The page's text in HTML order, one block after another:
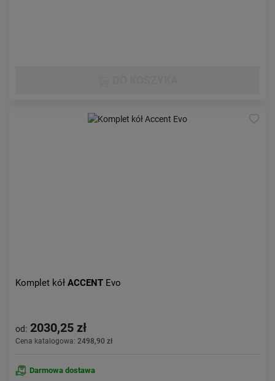
Komplet kół ACCENT Evo
od: 2030,25 zł
Cena katalogowa: 2498,90 zł
Darmowa dostawa